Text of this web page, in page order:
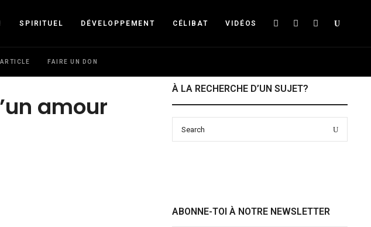
SPIRITUEL DÉVELOPPEMENT CÉLIBAT VIDÉOS
FAIRE UN DON
amour
À LA RECHERCHE D’UN SUJET?
Search
ABONNE-TOI À NOTRE NEWSLETTER